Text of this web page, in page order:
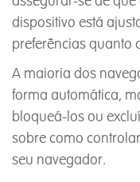
dispositivo está
preferências quanto
A maioria dos
forma automática,
bloqueá-los ou
sobre como
seu navegador.